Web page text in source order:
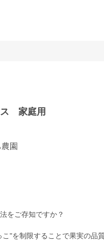
ス 家庭用
園
をご存知ですか？
こ"を制限することで果実の品